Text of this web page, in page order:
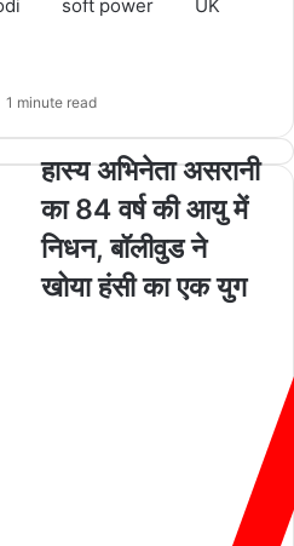
soft power
UK
1 minute read
हास्य अभिनेता असरानी
का 84 वर्ष की आयु में
निधन, बॉलीवुड ने
खोया हंसी का एक युग